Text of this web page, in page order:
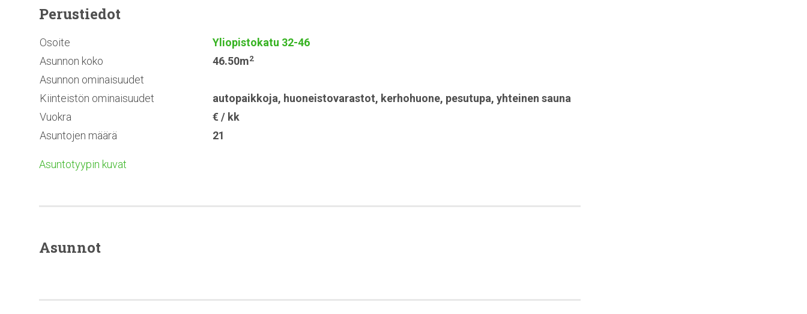
Perustiedot
Osoite
Yliopistokatu 32-46
Asunnon koko
46.50m2
Asunnon ominaisuudet
Kiinteistön ominaisuudet
autopaikkoja, huoneistovarastot, kerhohuone, pesutupa, yhteinen sauna
Vuokra
€ / kk
Asuntojen määrä
21
Asuntotyypin kuvat
Asunnot